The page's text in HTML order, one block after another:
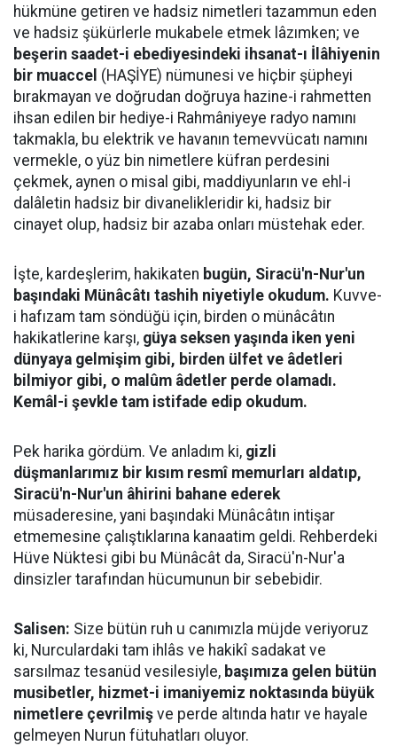
hükmüne getiren ve hadsiz nimetleri tazammun eden
ve hadsiz şükürlerle mukabele etmek lâzımken; ve
beşerin saadet-i ebediyesindeki ihsanat-ı İlâhiyenin
bir muaccel (HAŞİYE) nümunesi ve hiçbir şüpheyi
bırakmayan ve doğrudan doğruya hazine-i rahmetten
ihsan edilen bir hediye-i Rahmâniyeye radyo namını
takmakla, bu elektrik ve havanın temevvücatı namını
vermekle, o yüz bin nimetlere küfran perdesini
çekmek, aynen o misal gibi, maddiyunların ve ehl-i
dalâletin hadsiz bir divanelikleridir ki, hadsiz bir
cinayet olup, hadsiz bir azaba onları müstehak eder.
İşte, kardeşlerim, hakikaten bugün, Siracü'n-Nur'un
başındaki Münâcâtı tashih niyetiyle okudum. Kuvve-
i hafızam tam söndüğü için, birden o münâcâtın
hakikatlerine karşı, güya seksen yaşında iken yeni
dünyaya gelmişim gibi, birden ülfet ve âdetleri
bilmiyor gibi, o malûm âdetler perde olamadı.
Kemâl-i şevkle tam istifade edip okudum.
Pek harika gördüm. Ve anladım ki, gizli
düşmanlarımız bir kısım resmî memurları aldatıp,
Siracü'n-Nur'un âhirini bahane ederek
müsaderesine, yani başındaki Münâcâtın intişar
etmemesine çalıştıklarına kanaatim geldi. Rehberdeki
Hüve Nüktesi gibi bu Münâcât da, Siracü'n-Nur'a
dinsizler tarafından hücumunun bir sebebidir.
Salisen: Size bütün ruh u canımızla müjde veriyoruz
ki, Nurculardaki tam ihlâs ve hakikî sadakat ve
sarsılmaz tesanüd vesilesiyle, başımıza gelen bütün
musibetler, hizmet-i imaniyemiz noktasında büyük
nimetlere çevrilmiş ve perde altında hatır ve hayale
gelmeyen Nurun fütuhatları oluyor.